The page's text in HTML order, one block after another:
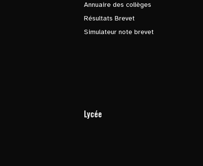
Annuaire des collèges
Résultats Brevet
Simulateur note brevet
Lycée